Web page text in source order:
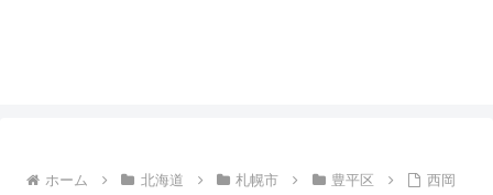
ホーム 北海道 札幌市 豊平区 西岡